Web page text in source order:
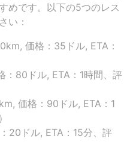
めです。以下の5つのレス
い：
価格：35ドル, ETA：
：80ドル, ETA：1時間、評
価格：90ドル, ETA：1
20ドル, ETA：15分、評